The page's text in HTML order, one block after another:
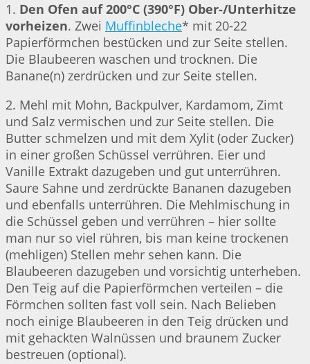
1. Den Ofen auf 200°C (390°F) Ober-/Unterhitze
vorheizen. Zwei Muffinbleche* mit 20-22
Papierförmchen bestücken und zur Seite stellen.
Die Blaubeeren waschen und trocknen. Die
Banane(n) zerdrücken und zur Seite stellen.
2. Mehl mit Mohn, Backpulver, Kardamom, Zimt
und Salz vermischen und zur Seite stellen. Die
Butter schmelzen und mit dem Xylit (oder Zucker)
in einer großen Schüssel verrühren. Eier und
Vanille Extrakt dazugeben und gut unterrühren.
Saure Sahne und zerdrückte Bananen dazugeben
und ebenfalls unterrühren. Die Mehlmischung in
die Schüssel geben und verrühren – hier sollte
man nur so viel rühren, bis man keine trockenen
(mehligen) Stellen mehr sehen kann. Die
Blaubeeren dazugeben und vorsichtig unterheben.
Den Teig auf die Papierförmchen verteilen – die
Förmchen sollten fast voll sein. Nach Belieben
noch einige Blaubeeren in den Teig drücken und
mit gehackten Walnüssen und braunem Zucker
bestreuen (optional).